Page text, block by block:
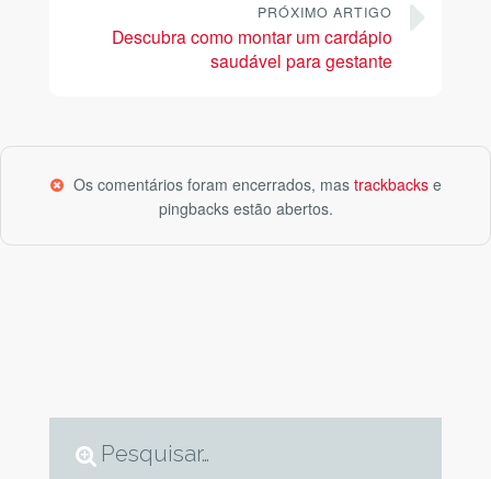
PRÓXIMO ARTIGO
Descubra como montar um cardápio
saudável para gestante
Os comentários foram encerrados, mas trackbackse
pingbacks estão abertos.
Pesquisar…